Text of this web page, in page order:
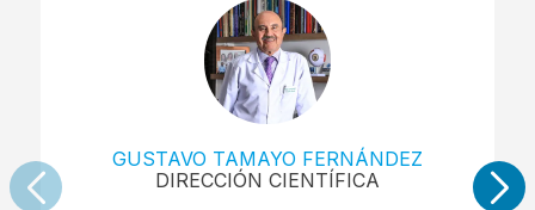
GUSTAVO TAMAYO FERNÁNDEZ
DIRECCIÓN CIENTÍFICA